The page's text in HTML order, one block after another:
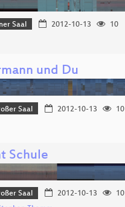
Saal 2012-10-13
10
und Du
Saal 2012-10-13
10
Schule
Saal 2012-10-13
10